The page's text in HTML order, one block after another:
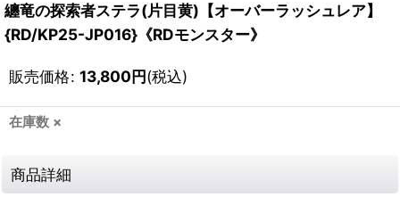
纏竜の探索者ステラ(片目黄)【オーバーラッシュレア】
{RD/KP25-JP016}《RDモンスター》
販売価格: 13,800円(税込)
在庫数 ×
商品詳細